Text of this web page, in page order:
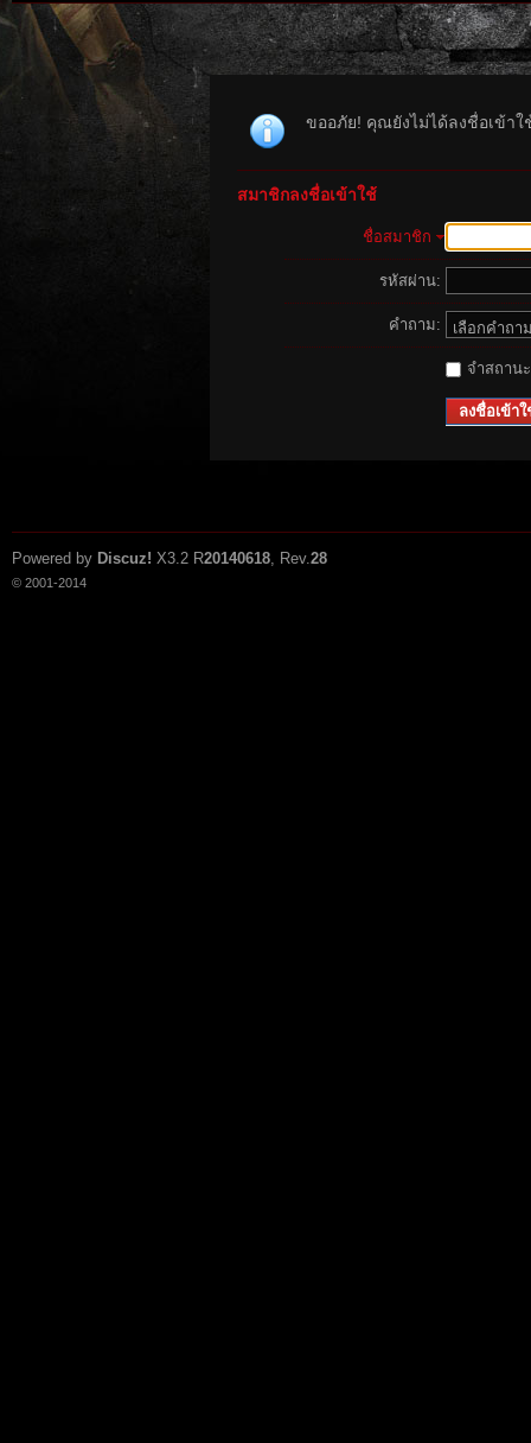
ขออภัย! คุณยังไม่ได้ลงชื่อเข้าใ
สมาชิกลงชื่อเข้าใช้
ชื่อสมาชิก
รหัสผ่าน:
คำถาม:
จำสถาน
ลงชื่อเข้าใ
Powered by Discuz! X3.2 R20140618, Rev.28
© 2001-2014